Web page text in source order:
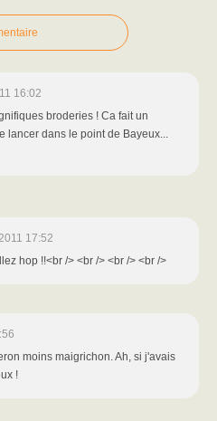
16:02
broderies ! Ca fait un
lancer dans le point de Bayeux...
17:52
hop !!<br /> <br /> <br /> <br />
moins maigrichon. Ah, si j'avais
!